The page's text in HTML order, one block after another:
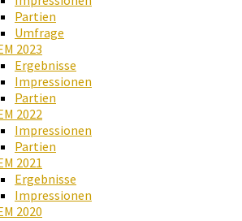
Partien
Umfrage
2023
Ergebnisse
Impressionen
Partien
2022
Impressionen
Partien
2021
Ergebnisse
Impressionen
2020